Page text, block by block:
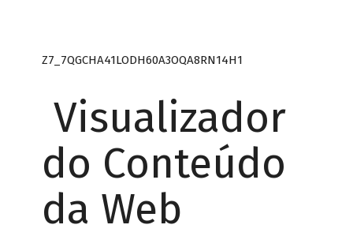
Z7_7QGCHA41LODH60A3OQA8RN14H1
Visualizador
do Conteúdo
da Web